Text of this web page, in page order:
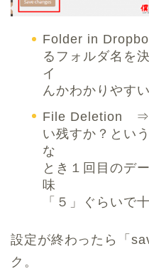
Folder in
るフォルダ名を
イ ト
んかわかりやす
File Deletion ⇒
い残すか？とい
な ら１
とき１回目のデ
味 です
「５」ぐらいで
設定が終わったら「
ク。